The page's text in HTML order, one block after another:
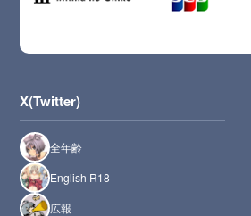
X(Twitter)
全年齢
English R18
広報